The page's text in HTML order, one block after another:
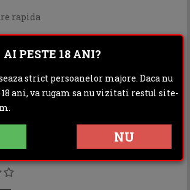
rapida
ADAUGA IN COS
AI PESTE 18 ANI?
strict persoanelor majore. Daca nu
ani, va rugam sa nu vizitati restul site-
NU